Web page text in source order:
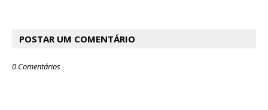
POSTAR UM COMENTÁRIO
0 Comentários